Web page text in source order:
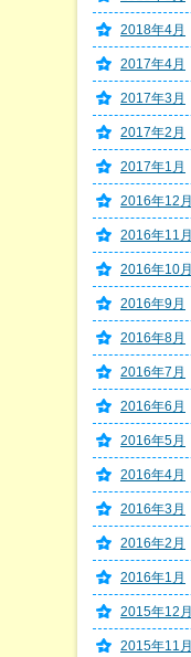
2018年4月
2017年4月
2017年3月
2017年2月
2017年1月
2016年12月
2016年11月
2016年10月
2016年9月
2016年8月
2016年7月
2016年6月
2016年5月
2016年4月
2016年3月
2016年2月
2016年1月
2015年12月
2015年11月